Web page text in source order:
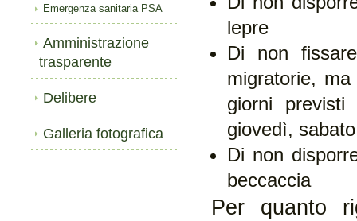
Emergenza sanitaria PSA
Amministrazione
trasparente
Delibere
Galleria fotografica
lepre
Di non
migratorie,
giorni previsti
giovedì,
Di non
beccaccia
Per quanto